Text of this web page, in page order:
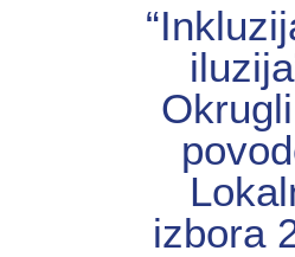
izbora